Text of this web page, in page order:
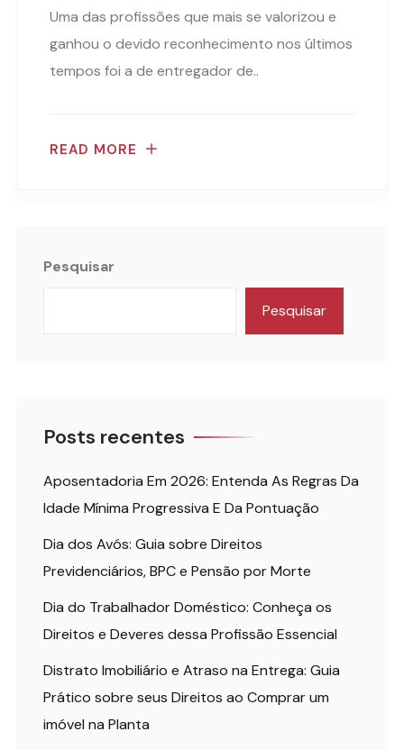
Uma das profissões que mais se valorizou e
ganhou o devido reconhecimento nos últimos
tempos foi a de entregador de..
READ MORE
Pesquisar
Pesquisar
Posts recentes
Aposentadoria Em 2026: Entenda As Regras Da
Idade Mínima Progressiva E Da Pontuação
Dia dos Avós: Guia sobre Direitos
Previdenciários, BPC e Pensão por Morte
Dia do Trabalhador Doméstico: Conheça os
Direitos e Deveres dessa Profissão Essencial
Distrato Imobiliário e Atraso na Entrega: Guia
Prático sobre seus Direitos ao Comprar um
imóvel na Planta